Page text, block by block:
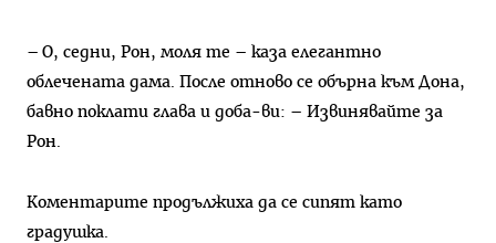
– О, седни, Рон, моля те – каза елегантно
облечената дама. После отново се обърна към Дона,
бавно поклати глава и доба-ви: – Извинявайте за
Рон.
Коментарите продължиха да се сипят като
градушка.